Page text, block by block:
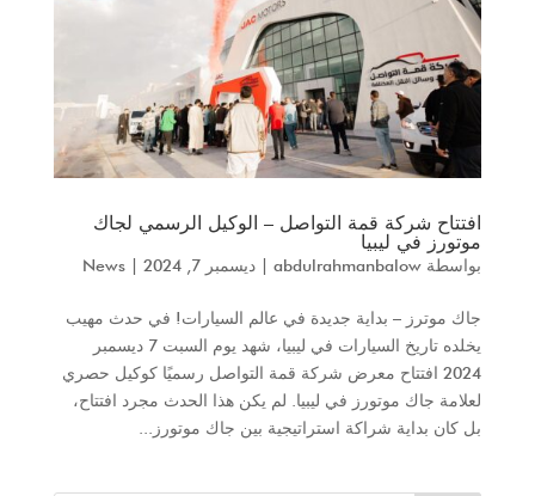
افتتاح شركة قمة التواصل – الوكيل الرسمي لجاك
موتورز في ليبيا
بواسطة abdulrahmanbalow
| ديسمبر 7, 2024 |
News
جاك موترز – بداية جديدة في عالم السيارات! في حدث مهيب
يخلده تاريخ السيارات في ليبيا، شهد يوم السبت 7 ديسمبر
2024 افتتاح معرض شركة قمة التواصل رسميًا كوكيل حصري
لعلامة جاك موتورز في ليبيا. لم يكن هذا الحدث مجرد افتتاح،
بل كان بداية شراكة استراتيجية بين جاك موتورز...